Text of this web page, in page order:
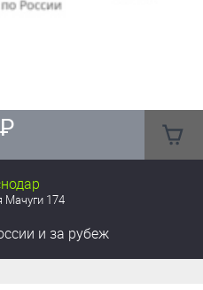
₽
Мачуги 174
и за рубеж